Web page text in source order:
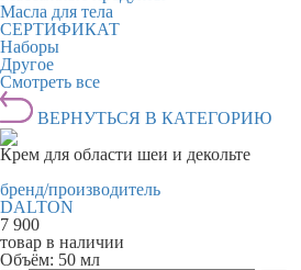
Масла для тела
СЕРТИФИКАТ
Наборы
Другое
Смотреть все
ВЕРНУТЬСЯ В КАТЕГОРИЮ
Крем для области шеи и декольте
бренд/производитель
DALTON
7 900
товар в наличии
Объём: 50 мл